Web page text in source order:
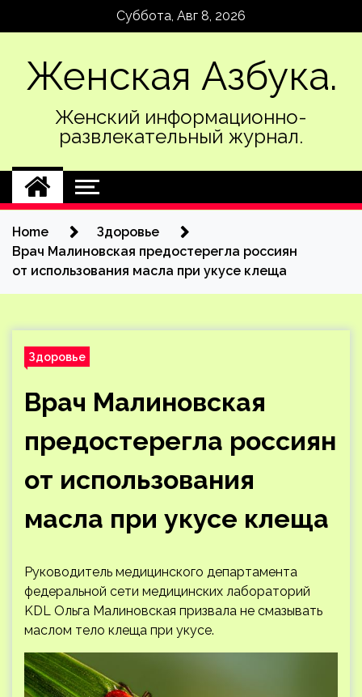
Суббота, Авг 8, 2026
Женская Азбука.
Женский информационно-
развлекательный журнал.
Home
Здоровье
Врач Малиновская предостерегла россиян
от использования масла при укусе клеща
Здоровье
Врач Малиновская
предостерегла россиян
от использования
масла при укусе клеща
Руководитель медицинского департамента
федеральной сети медицинских лабораторий
KDL Ольга Малиновская призвала не смазывать
маслом тело клеща при укусе.